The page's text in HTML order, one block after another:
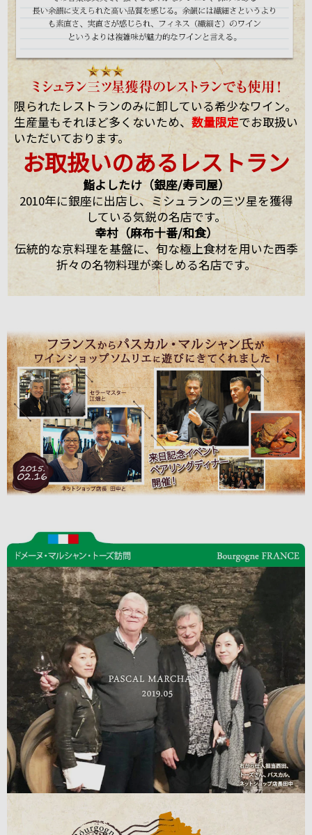
限られたレストランのみに卸している希少なワイン。
生産量もそれほど多くないため、数量限定でお取扱い
いただいております。
お取扱いのあるレストラン
鮨よしたけ（銀座/寿司屋）
2010年に銀座に出店し、ミシュランの三ツ星を獲得
している気鋭の名店です。
幸村（麻布十番/和食）
伝統的な京料理を基盤に、旬な極上食材を用いた西季
折々の名物料理が楽しめる名店です。